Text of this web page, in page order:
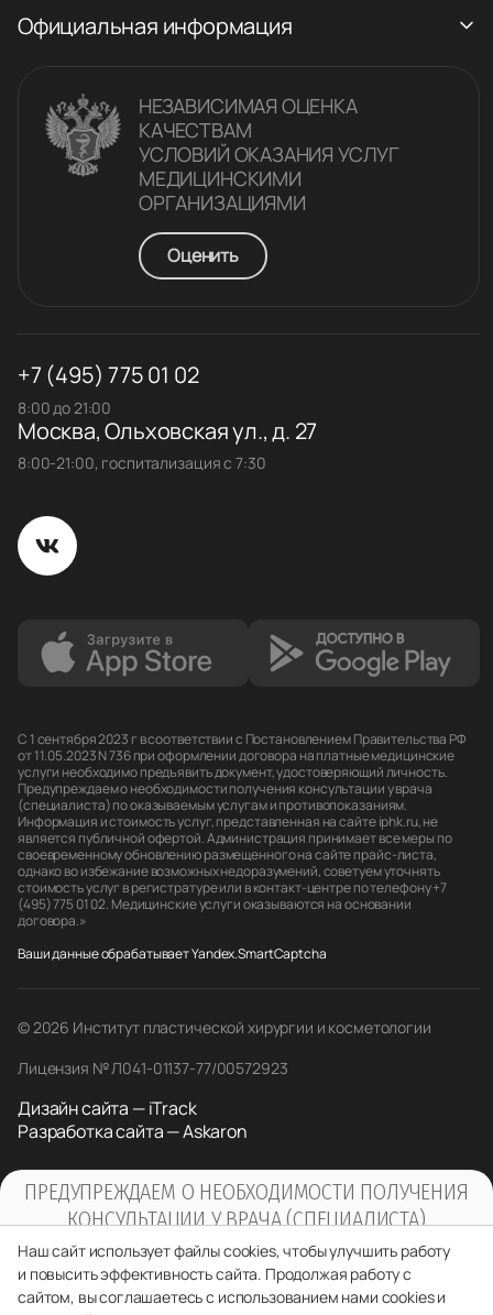
Официальная информация
НЕЗАВИСИМАЯ ОЦЕНКА
КАЧЕСТВАM
УСЛОВИЙ ОКАЗАНИЯ УСЛУГ
МЕДИЦИНСКИМИ
ОРГАНИЗАЦИЯМИ
Оценить
+7 (495) 775 01 02
8:00 до 21:00
Москва, Ольховская ул., д. 27
8:00-21:00, госпитализация с 7:30
С 1 сентября 2023 г в соответствии с Постановлением Правительства РФ
от 11.05.2023 N 736 при оформлении договора на платные медицинские
услуги необходимо предъявить документ, удостоверяющий личность.
Предупреждаем о необходимости получения консультации у врача
(специалиста) по оказываемым услугам и противопоказаниям.
Информация и стоимость услуг, представленная на сайте iphk.ru, не
является публичной офертой. Администрация принимает все меры по
своевременному обновлению размещенного на сайте прайс-листа,
однако во избежание возможных недоразумений, советуем уточнять
стоимость услуг в регистратуре или в контакт-центре по телефону +7
(495) 775 01 02. Медицинские услуги оказываются на основании
договора.»
Ваши данные обрабатывает Yandex.SmartCaptcha
© 2026 Институт пластической хирургии и косметологии
Лицензия № Л041-01137-77/00572923
Дизайн сайта — iTrack
Разработка сайта — Askaron
ПРЕДУПРЕЖДАЕМ О НЕОБХОДИМОСТИ ПОЛУЧЕНИЯ
КОНСУЛЬТАЦИИ У ВРАЧА (СПЕЦИАЛИСТА)
ПО ОКАЗЫВАЕМЫМ УСЛУГАМ И
ПРОТИВОПОКАЗАНИЯМ
Наш сайт использует файлы cookies, чтобы улучшить работу
и повысить эффективность сайта. Продолжая работу с
сайтом, вы соглашаетесь с использованием нами cookies и